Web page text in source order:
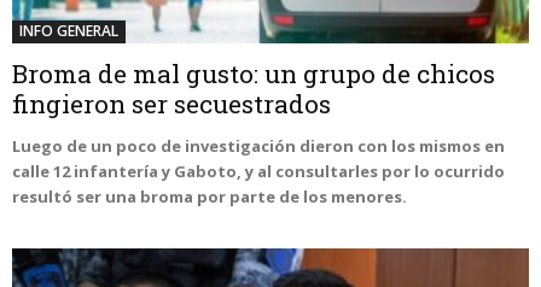
INFO GENERAL
Broma de mal gusto: un grupo de chicos
fingieron ser secuestrados
Luego de un poco de investigación dieron con los mismos en
calle 12 infantería y Gaboto, y al consultarles por lo ocurrido
resultó ser una broma por parte de los menores.